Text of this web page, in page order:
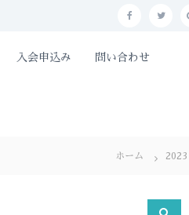
f
c
o
t
r
入会申込み 問い合わせ
ホーム 2023
検